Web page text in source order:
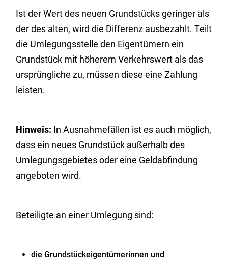
Ist der Wert des neuen Grundstücks geringer als
der des alten, wird die Differenz ausbezahlt. Teilt
die Umlegungsstelle den Eigentümern ein
Grundstück mit höherem Verkehrswert als das
ursprüngliche zu, müssen diese eine Zahlung
leisten.
Hinweis: In Ausnahmefällen ist es auch möglich,
dass ein neues Grundstück außerhalb des
Umlegungsgebietes oder eine Geldabfindung
angeboten wird.
Beteiligte an einer Umlegung sind:
die Grundstückeigentümerinnen und